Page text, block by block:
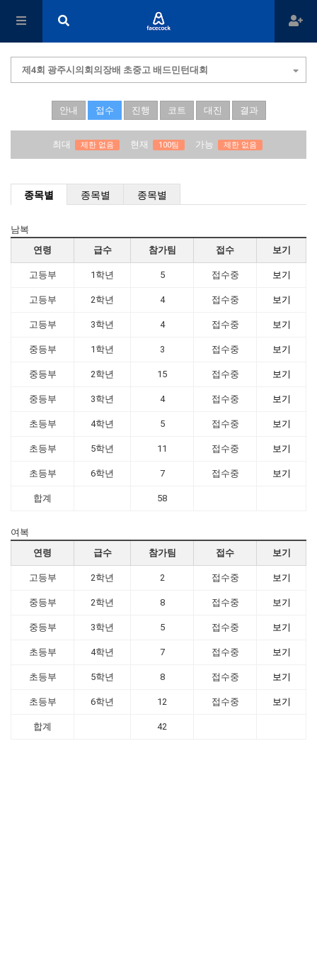
제4회 광주시의회의장배 초중고 배드민턴대회
안내 접수 진행 코트 대진 결과
최대 제한 없음 현재 100팀 가능 제한 없음
종목별 종목별 종목별
남복
연령
급수 참가팀 접수 보기
고등부 1학년 5 접수중 보기
고등부 2학년 4 접수중 보기
고등부 3학년 4 접수중 보기
중등부 1학년 3 접수중 보기
중등부 2학년 15 접수중 보기
중등부 3학년 4 접수중 보기
초등부 4학년 5 접수중 보기
초등부 5학년 11 접수중 보기
초등부 6학년 7 접수중 보기
합계 58
여복
연령
급수 참가팀 접수 보기
고등부 2학년 2 접수중 보기
중등부 2학년 8 접수중 보기
중등부 3학년 5 접수중 보기
초등부 4학년 7 접수중 보기
초등부 5학년 8 접수중 보기
초등부 6학년 12 접수중 보기
합계 42